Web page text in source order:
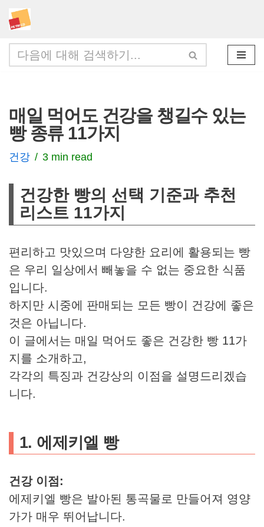
콘
텐
츠
너
뛰
기
매일 먹어도 건강을 챙길수 있는
빵 종류 11가지
건강 3 min read
건강한 빵의 선택 기준과 추천
리스트 11가지
편리하고 맛있으며 다양한 요리에 활용되는 빵
은 우리 일상에서 빼놓을 수 없는 중요한 식품
입니다.
하지만 시중에 판매되는 모든 빵이 건강에 좋은
것은 아닙니다.
이 글에서는 매일 먹어도 좋은 건강한 빵 11가
지를 소개하고,
각각의 특징과 건강상의 이점을 설명드리겠습
니다.
1. 에제키엘 빵
건강 이점:
에제키엘 빵은 발아된 통곡물로 만들어져 영양
가가 매우 뛰어납니다.